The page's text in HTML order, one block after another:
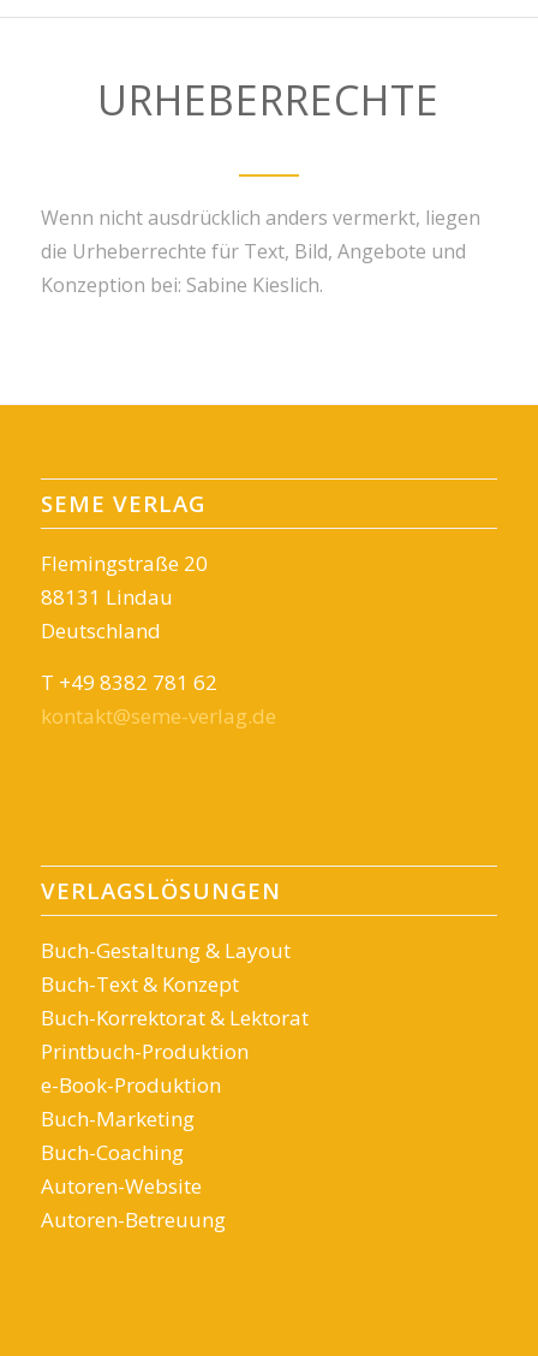
URHEBERRECHTE
Wenn nicht ausdrücklich anders vermerkt, liegen
die Urheberrechte für Text, Bild, Angebote und
Konzeption bei: Sabine Kieslich.
SEME VERLAG
Flemingstraße 20
88131 Lindau
Deutschland
T +49 8382 781 62
kontakt@seme-verlag.de
VERLAGSLÖSUNGEN
Buch-Gestaltung & Layout
Buch-Text & Konzept
Buch-Korrektorat & Lektorat
Printbuch-Produktion
e-Book-Produktion
Buch-Marketing
Buch-Coaching
Autoren-Website
Autoren-Betreuung